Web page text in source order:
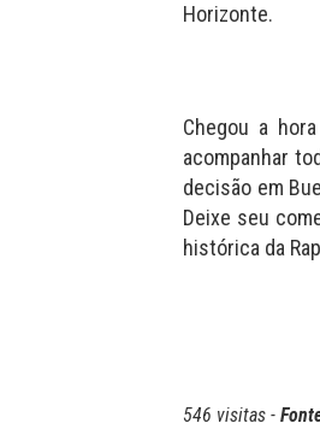
Horizonte.
Chegou a
acompanhar
decisão em
Deixe seu
histórica da
546 visitas -